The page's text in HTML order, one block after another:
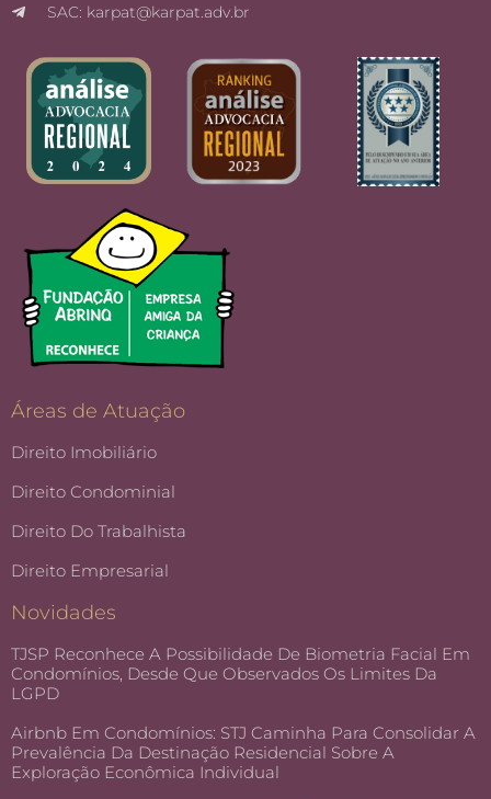
SAC: karpat@karpat.adv.br
Áreas de Atuação
Direito Imobiliário
Direito Condominial
Direito Do Trabalhista
Direito Empresarial
Novidades
TJSP Reconhece A Possibilidade De Biometria Facial Em
Condomínios, Desde Que Observados Os Limites Da
LGPD
Airbnb Em Condomínios: STJ Caminha Para Consolidar A
Prevalência Da Destinação Residencial Sobre A
Exploração Econômica Individual